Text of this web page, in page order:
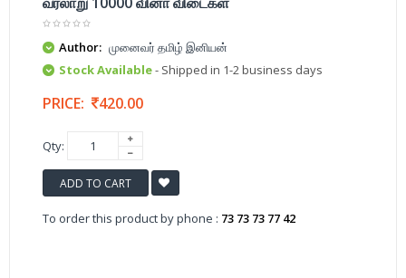
Author: முனைவர் தமிழ் இனியன்
Stock Available- Shipped in 1-2 business days
PRICE: 420.00
Qty:
ADD TO CART
To order this product by phone : 73 73 73 77 42